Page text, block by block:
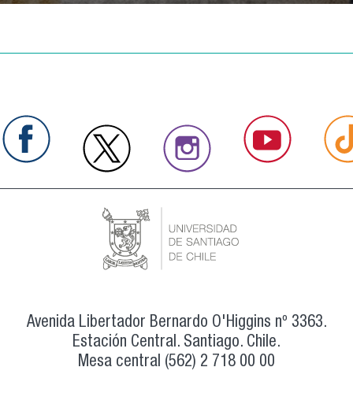
Avenida Libertador Bernardo O'Higgins nº 3363.
Estación Central. Santiago. Chile.
Mesa central (562) 2 718 00 00